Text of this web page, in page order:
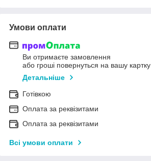
Умови оплати
Ви отримаєте замовлення
або гроші повернуться на вашу картку
Детальніше
Готівкою
Оплата за реквізитами
Оплата за реквізитами
Всі умови оплати